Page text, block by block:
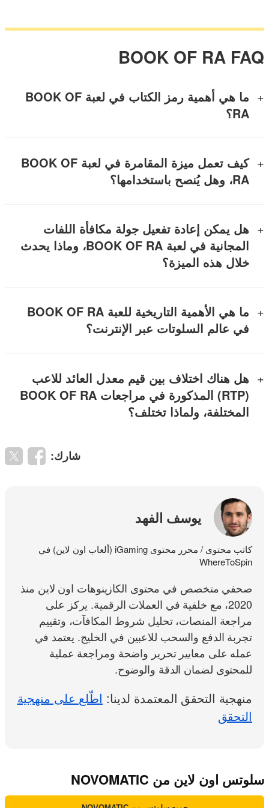
BOOK OF RA FAQ
ما هي أهمية رمز الكتاب في لعبة BOOK OF
RA؟
كيف تعمل ميزة المقامرة في لعبة BOOK OF
RA، وهل يُنصح باستخدامها؟
هل يمكن إعادة تفعيل جولة مكافأة اللفات
المجانية في لعبة BOOK OF RA، وماذا يحدث
خلال هذه الميزة؟
ما هي الأهمية التاريخية للعبة BOOK OF RA
في عالم السلوتات عبر الإنترنت؟
هل هناك اختلاف بين قيم معدل العائد للاعب
(RTP) المذكورة في مراجعات BOOK OF RA
المختلفة، ولماذا تختلف؟
شارك:
يوسف الفهد
كاتب محتوى / محرر محتوى iGaming (ألعاب اون لاين) في
WhereToSpin
صحفي متخصص في محتوى الكازينوهات اون لاين منذ
2020، مع خلفية في العملات الرقمية. يركز على
مراجعة المنصات، تحليل شروط المكافآت، وتقييم
تجربة الدفع والسحب للاعبين في الخليج. يعتمد في
عمله على معايير تحرير واضحة ومراجعة عملية
للمحتوى لضمان الدقة والوضوح.
منهجية التحقق المعتمدة لدينا: اطّلع على منهجية
التحقق
سلوتس اون لاين من NOVOMATIC